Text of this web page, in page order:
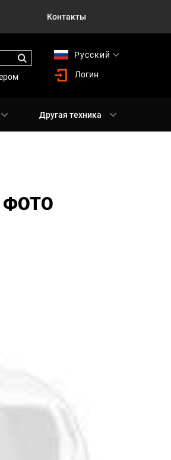
Контакты
Русский
Логин
Другая техника
ФОТО